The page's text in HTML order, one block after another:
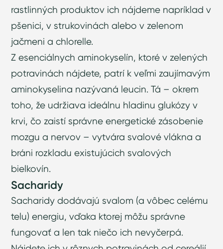
rastlinných produktov ich nájdeme napríklad v
pšenici, v strukovinách alebo v zelenom
jačmeni a chlorelle.
Z esenciálnych aminokyselín, ktoré v zelených
potravinách nájdete, patrí k veľmi zaujímavým
aminokyselina nazývaná leucin. Tá – okrem
toho, že udržiava ideálnu hladinu glukózy v
krvi, čo zaistí správne energetické zásobenie
mozgu a nervov – vytvára svalové vlákna a
bráni rozkladu existujúcich svalových
bielkovín.
Sacharidy
Sacharidy dodávajú svalom (a vôbec celému
telu) energiu, vďaka ktorej môžu správne
fungovať a len tak niečo ich nevyčerpá.